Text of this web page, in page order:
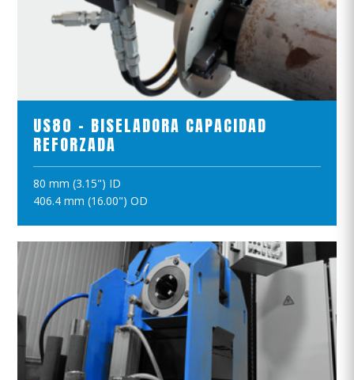
US80 - BISELADORA CAPACIDAD
REFORZADA
80 mm (3.15") ID
406.4 mm (16.00") OD
VER EL PRODUCTO